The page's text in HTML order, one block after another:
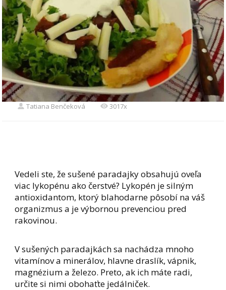
Tatiana Benčeková 3017x
Vedeli ste, že sušené paradajky obsahujú oveľa
viac lykopénu ako čerstvé? Lykopén je silným
antioxidantom, ktorý blahodarne pôsobí na váš
organizmus a je výbornou prevenciou pred
rakovinou.
V sušených paradajkách sa nachádza mnoho
vitamínov a minerálov, hlavne draslík, vápnik,
magnézium a železo. Preto, ak ich máte radi,
určite si nimi obohaťte jedálniček.